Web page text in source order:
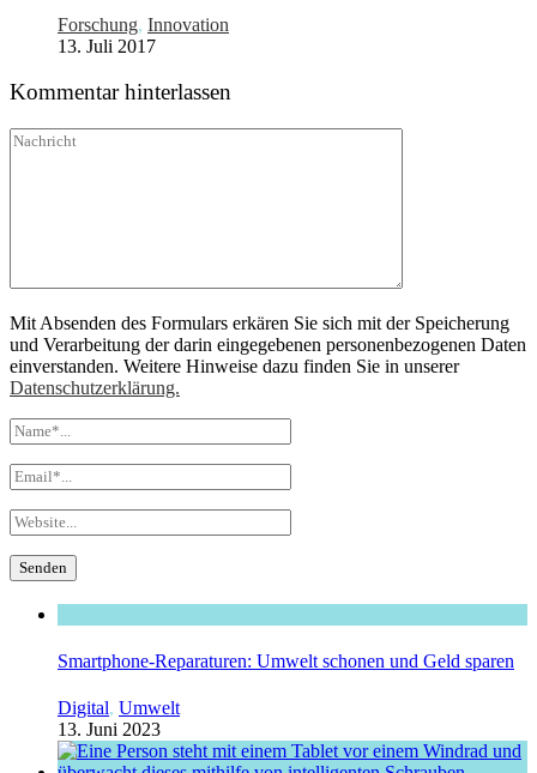
Forschung, Innovation
13. Juli 2017
Kommentar hinterlassen
Mit Absenden des Formulars erkären Sie sich mit der Speicherung
und Verarbeitung der darin eingegebenen personenbezogenen Daten
einverstanden. Weitere Hinweise dazu finden Sie in unserer
Datenschutzerklärung.
Smartphone-Reparaturen: Umwelt schonen und Geld sparen
Digital, Umwelt
13. Juni 2023